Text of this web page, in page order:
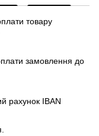
товару
замовлення до
рахунок IBAN